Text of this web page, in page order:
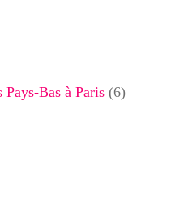
Pays-Bas à Paris (6)